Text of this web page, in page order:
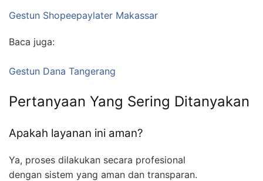
Gestun Shopeepaylater Makassar
Baca juga:
Gestun Dana Tangerang
Pertanyaan Yang Sering Ditanyakan
Apakah layanan ini aman?
Ya, proses dilakukan secara profesional
dengan sistem yang aman dan transparan.